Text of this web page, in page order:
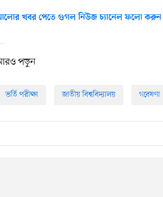
খবর পেতে গুগল নিউজ চ্যানেল ফলো করুন
পড়ুন
ভর্তি পরীক্ষা জাতীয় বিশ্ববিদ্যালয় গবেষণা